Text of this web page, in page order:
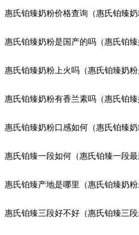
惠氏铂臻奶粉价格查询（惠氏铂臻奶
惠氏铂臻奶粉是国产的吗（惠氏铂臻
惠氏铂臻奶粉上火吗（惠氏铂臻奶粉
惠氏铂臻奶粉有香兰素吗（惠氏铂臻
惠氏铂臻奶粉口感如何（惠氏铂臻奶
惠氏铂臻一段如何（惠氏铂臻一段最
惠氏铂臻产地是哪里（惠氏铂臻奶粉
惠氏铂臻三段好不好（惠氏铂臻三段